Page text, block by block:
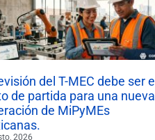
del T-MEC debe ser el
de partida para una nueva
de MiPyMEs
2026